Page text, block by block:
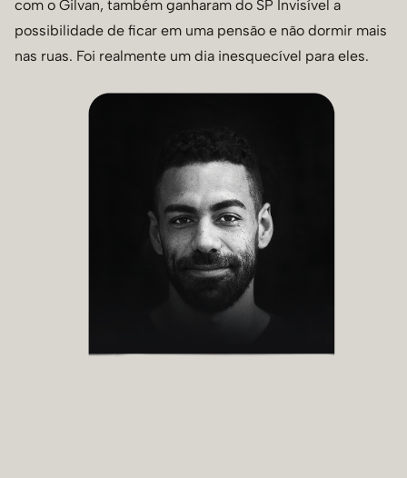
com o Gilvan, também ganharam do SP Invisível a
possibilidade de ficar em uma pensão e não dormir mais
nas ruas. Foi realmente um dia inesquecível para eles.